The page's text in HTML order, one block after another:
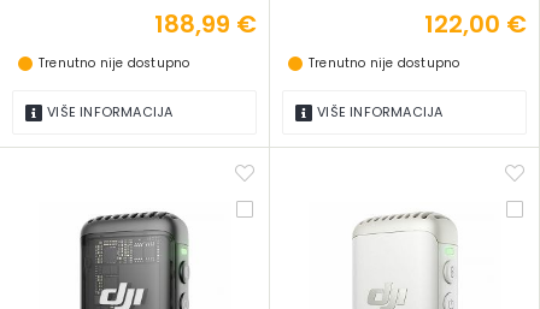
188,99 €
Trenutno nije dostupno
VIŠE INFORMACIJA
122,00 €
Trenutno nije dostupno
VIŠE INFORMACIJA